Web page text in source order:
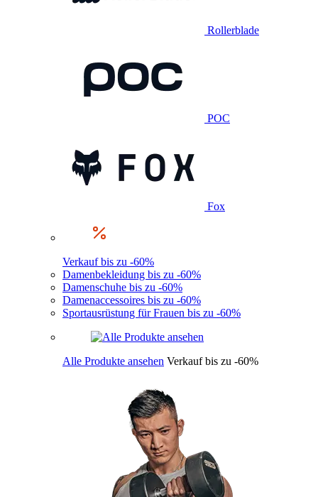
Rollerblade
POC
Fox
Verkauf bis zu -60%
Damenbekleidung bis zu -60%
Damenschuhe bis zu -60%
Damenaccessoires bis zu -60%
Sportausrüstung für Frauen bis zu -60%
Alle Produkte ansehen Verkauf bis zu -60%